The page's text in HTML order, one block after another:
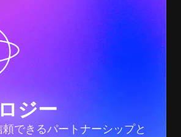
ジー
できるパートナーシップと